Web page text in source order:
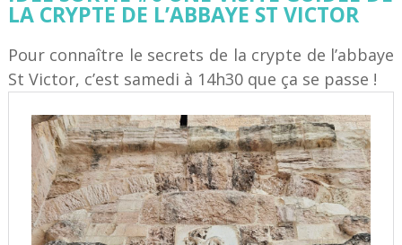
LA CRYPTE DE L’ABBAYE ST VICTOR
Pour connaître le secrets de la crypte de l’abbaye
St Victor, c’est samedi à 14h30 que ça se passe !